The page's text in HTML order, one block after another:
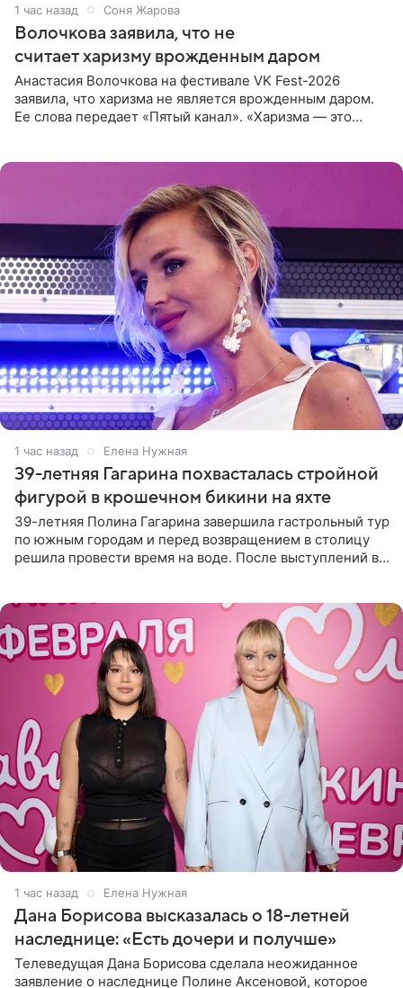
1 час назад Соня Жарова
Волочкова заявила, что не
считает харизму врожденным даром
Анастасия Волочкова на фестивале VK Fest-2026
заявила, что харизма не является врожденным даром.
Ее слова передает «Пятый канал». «Харизма — это
1 час назад Елена Нужная
39-летняя Гагарина похвасталась стройной
фигурой в крошечном бикини на яхте
39-летняя Полина Гагарина завершила гастрольный тур
по южным городам и перед возвращением в столицу
решила провести время на воде. После выступлений в
1 час назад Елена Нужная
Дана Борисова высказалась о 18-летней
наследнице: «Есть дочери и получше»
Телеведущая Дана Борисова сделала неожиданное
заявление о наследнице Полине Аксеновой, которое